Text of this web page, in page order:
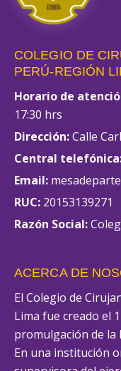
COLEGIO DE
PERÚ-REGIÓN
Horario de
17:30 hrs
Dirección:Calle
Central
Email:
RUC: 20153139271
Razón Social:
ACERCA DE
El Colegio de
Lima fue creado el
promulgación de la
En una institución